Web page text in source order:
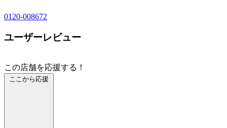
0120-008672
ユーザーレビュー
この店舗を応援する！
ここから応援